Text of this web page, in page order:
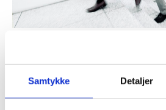
Samtykke Detaljer
Tydelig lederskap og
seg selv
Mina Kristoffersen /Artikler
og
evnen
lede